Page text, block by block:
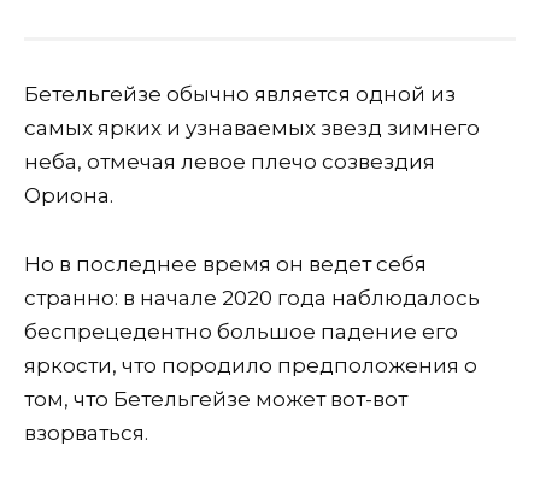
Бетельгейзе обычно является одной из
самых ярких и узнаваемых звезд зимнего
неба, отмечая левое плечо созвездия
Ориона.
Но в последнее время он ведет себя
странно: в начале 2020 года наблюдалось
беспрецедентно большое падение его
яркости, что породило предположения о
том, что Бетельгейзе может вот-вот
взорваться.